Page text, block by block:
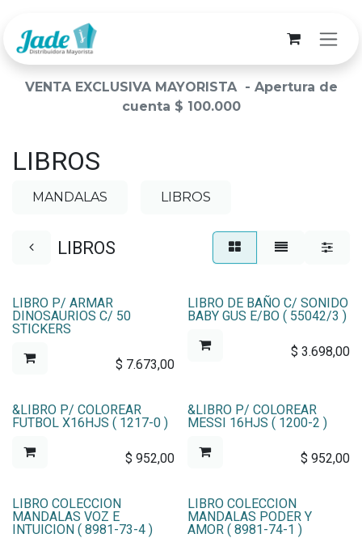
VENTA EXCLUSIVA MAYORISTA - Apertura de
cuenta $ 100.000
LIBROS
MANDALAS LIBROS
LIBROS
LIBRO P/ ARMAR
DINOSAURIOS C/ 50
STICKERS
$ 7.673,00
LIBRO DE BAÑO C/ SONIDO
BABY GUS E/BO ( 55042/3 )
$ 3.698,00
&LIBRO P/ COLOREAR
FUTBOL X16HJS ( 1217-0 )
$ 952,00
&LIBRO P/ COLOREAR
MESSI 16HJS ( 1200-2 )
$ 952,00
LIBRO COLECCION
MANDALAS VOZ E
INTUICION ( 8981-73-4 )
LIBRO COLECCION
MANDALAS PODER Y
AMOR ( 8981-74-1 )